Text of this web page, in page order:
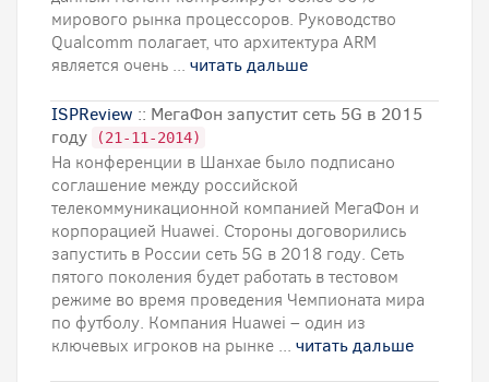
мирового рынка процессоров. Руководство
Qualcomm полагает, что архитектура ARM
является очень ... читать дальше
ISPReview :: МегаФон запустит сеть 5G в 2015
году
(21-11-2014)
На конференции в Шанхае было подписано
соглашение между российской
телекоммуникационной компанией МегаФон и
корпорацией Huawei. Стороны договорились
запустить в России сеть 5G в 2018 году. Сеть
пятого поколения будет работать в тестовом
режиме во время проведения Чемпионата мира
по футболу. Компания Huawei – один из
ключевых игроков на рынке ... читать дальше